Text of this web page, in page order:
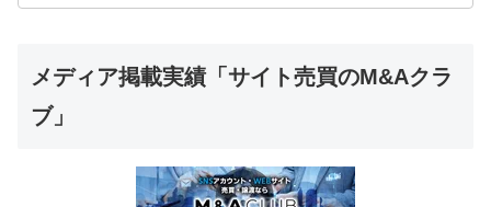
メディア掲載実績「サイト売買のM&Aクラ
ブ」